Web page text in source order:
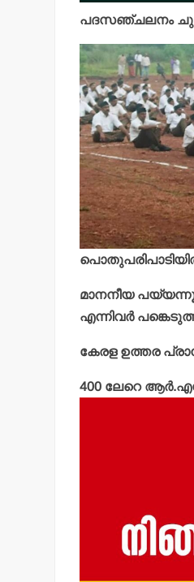
പദസഞ്ചലനം
മാനനീയ
എന്നിവര്‍
കേരള ഉത്തര
400 ലേറെ